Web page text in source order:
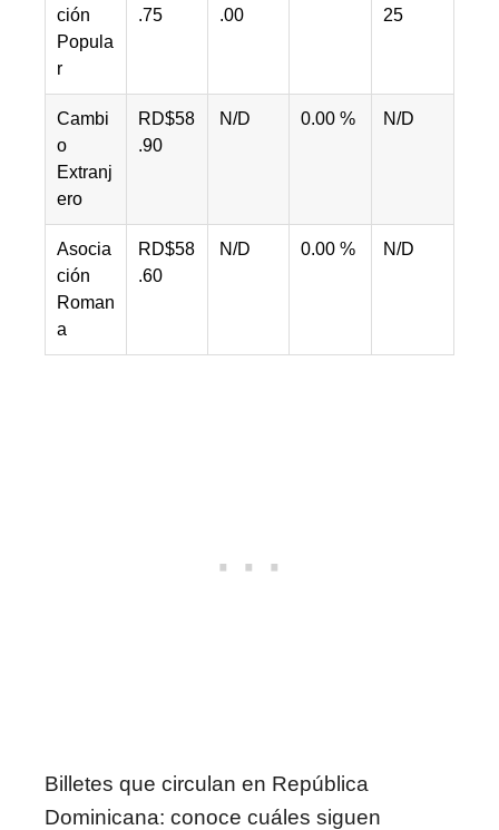
ción
Popula
r
.75
.00
25
Cambi
o
Extranj
ero
RD$58
.90
N/D 0.00 % N/D
Asocia
ción
Roman
a
RD$58
.60
N/D 0.00 % N/D
Billetes que circulan en República
Dominicana: conoce cuáles siguen